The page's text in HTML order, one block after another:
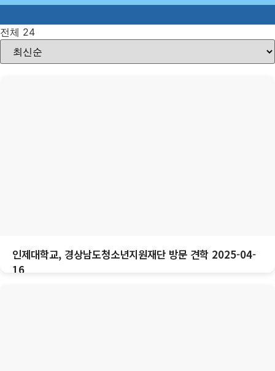
전체 24
인제대학교, 경상남도청소년지원재단 방문 견학 2025-04-
16